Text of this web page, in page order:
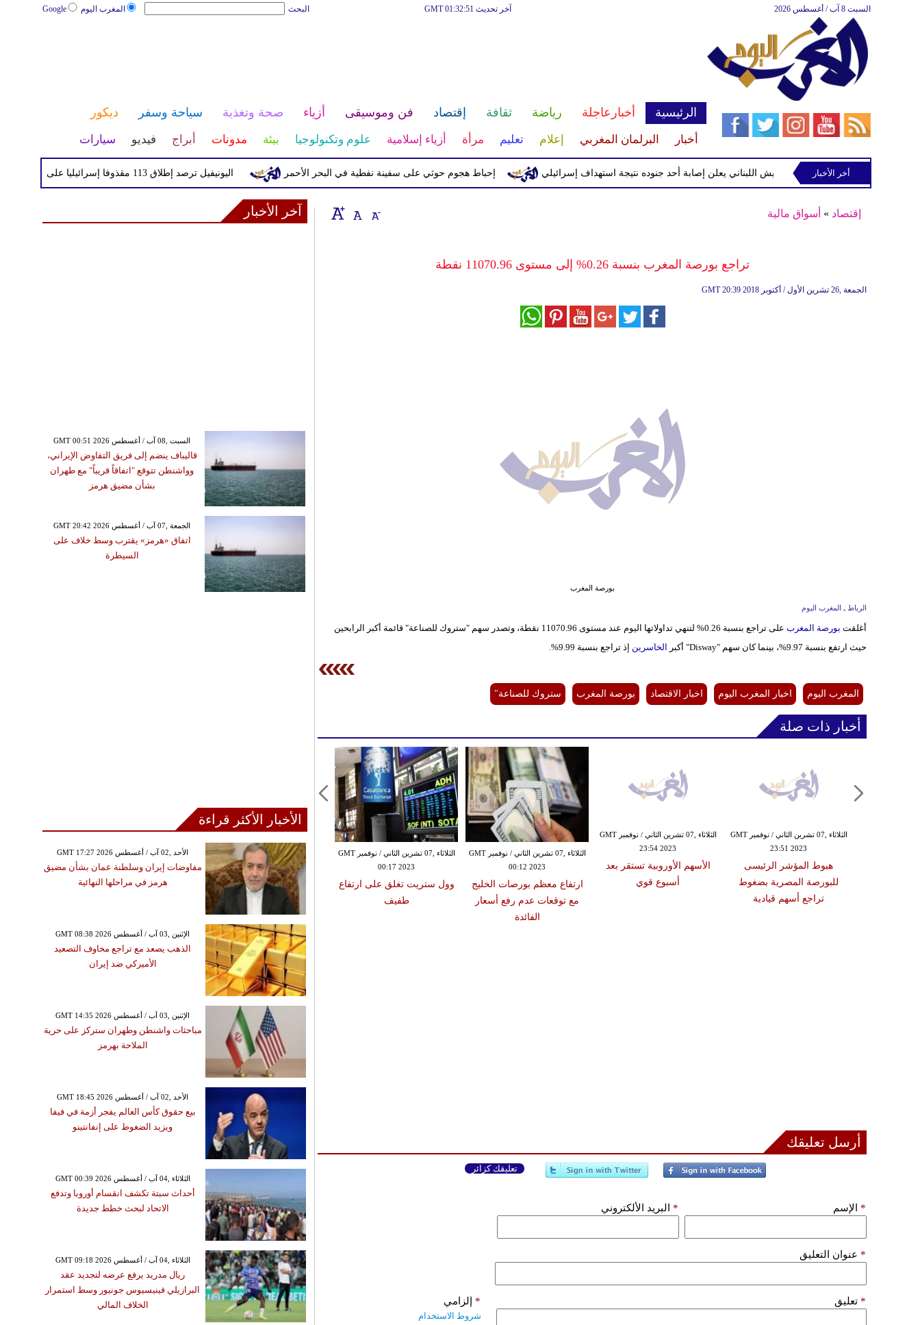
المغرب اليوم Google البحث آخر تحديث GMT 01:32:51 السبت 8 آب / أغسطس 2026
الرئيسية أخبارعاجلة رياضة ثقافة إقتصاد فن وموسيقى أزياء صحة وتغذية سياحة وسفر ديكور
أخبار البرلمان المغربي إعلام تعليم مرأة أزياء إسلامية علوم وتكنولوجيا بيئة مدونات أبراج فيديو سيارات
اليونيفيل ترصد إطلاق 113 مقذوفا إسرائيليا على لبنان خلال يوم واحد إحباط هجوم حوثي على سفينة نفطية في البحر الأحمر الجيش اللبناني يعلن إصابة أحد جنوده نتيجة استهداف إسرائيليأخر الأخبار
إقتصاد » أسواق مالية
تراجع بورصة المغرب​​​​ بنسبة 0.26% إلى مستوى 11070.96 نقطة
GMT 20:39 2018 الجمعة ,26 تشرين الأول / أكتوبر
بورصة المغرب
الرباط ـ المغرب اليوم
أغلقت​​​​بورصة المغرب
​​​​ على تراجع بنسبة 0.26% لتنهي تداولاتها اليوم عند مستوى 11070.96 نقطة، وتصدر سهم "ستروك للصناعة" قائمة أكبر الرابحين
حيث ارتفع بنسبة 9.97%، بينما كان سهم "Disway" أكبر
الخاسرين إذ تراجع بنسبة 9.99%.
المغرب اليوم اخبار المغرب اليوم اخبار الاقتصاد ​​​​بورصة المغرب ستروك للصناعة"
أخبار ذات صلة
00:20 2023
البورصة المصرية تصعد 1.7%
وتحقق 24 مليار جنيه
الثلاثاء ,07 تشرين الثاني / نوفمبر GMT
00:17 2023
وول ستريت تغلق على ارتفاع
طفيف
الثلاثاء ,07 تشرين الثاني / نوفمبر GMT
00:12 2023
ارتفاع معظم بورصات الخليج
مع توقعات عدم رفع أسعار
الفائدة
الثلاثاء ,07 تشرين الثاني / نوفمبر GMT
23:54 2023
الأسهم الأوروبية تستقر بعد
أسبوع قوي
الثلاثاء ,07 تشرين الثاني / نوفمبر GMT
23:51 2023
هبوط المؤشر الرئيسى
للبورصة المصرية بضغوط
تراجع أسهم قيادية
أرسل تعليقك
تعليقك كزائر
الإسم * البريد الألكتروني *
عنوان التعليق *
تعليق * إلزامي *
شروط الاستخدام
آخر الأخبار
GMT 00:51 2026 السبت ,08 آب / أغسطس
قاليباف ينضم إلى فريق التفاوض الإيراني،
وواشنطن تتوقع "اتفاقاً قريباً" مع طهران
بشأن مضيق هرمز
GMT 20:42 2026 الجمعة ,07 آب / أغسطس
اتفاق «هرمز» يقترب وسط خلاف على
السيطرة
الأخبار الأكثر قراءة
GMT 17:27 2026 الأحد ,02 آب / أغسطس
مفاوضات إيران وسلطنة عمان بشأن مضيق
هرمز في مراحلها النهائية
GMT 08:38 2026 الإثنين ,03 آب / أغسطس
الذهب يصعد مع تراجع مخاوف التصعيد
الأميركي ضد إيران
GMT 14:35 2026 الإثنين ,03 آب / أغسطس
مباحثات واشنطن وطهران ستركز على حرية
الملاحة بهرمز
GMT 18:45 2026 الأحد ,02 آب / أغسطس
بيع حقوق كأس العالم يفجر أزمة في فيفا
ويزيد الضغوط على إنفانتينو
GMT 00:39 2026 الثلاثاء ,04 آب / أغسطس
أحداث سبتة تكشف انقسام أوروبا وتدفع
الاتحاد لبحث خطط جديدة
GMT 09:18 2026 الثلاثاء ,04 آب / أغسطس
ريال مدريد يرفع عرضه لتجديد عقد
البرازيلي فينيسيوس جونيور وسط استمرار
الخلاف المالي